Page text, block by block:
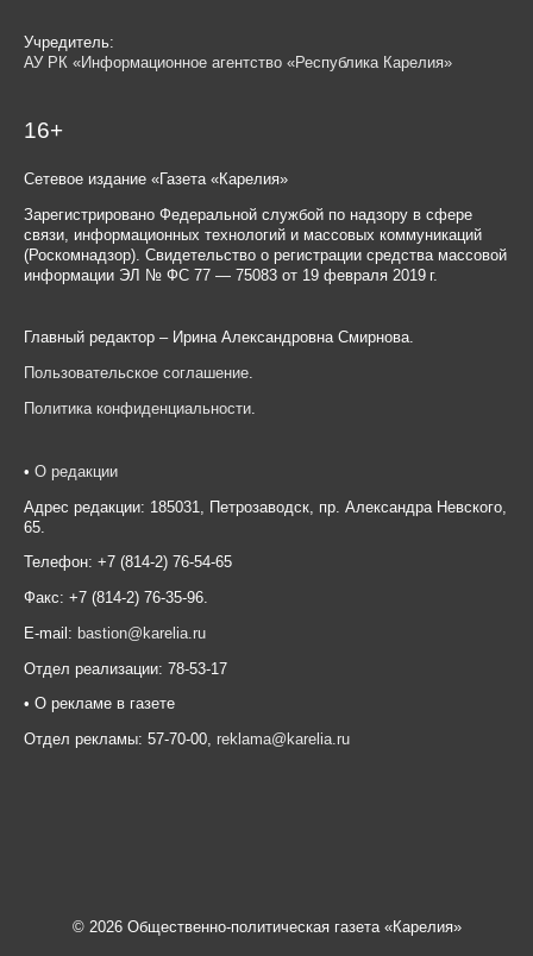
Учредитель:
АУ РК «Информационное агентство «Республика Карелия»
16+
Сетевое издание «Газета «Карелия»
Зарегистрировано Федеральной службой по надзору в сфере
связи, информационных технологий и массовых коммуникаций
(Роскомнадзор). Свидетельство о регистрации средства массовой
информации ЭЛ № ФС 77 — 75083 от 19 февраля 2019 г.
Главный редактор – Ирина Александровна Смирнова.
Пользовательское соглашение.
Политика конфиденциальности.
• О редакции
Адрес редакции: 185031, Петрозаводск, пр. Александра Невского,
65.
Телефон: +7 (814-2) 76-54-65
Факс: +7 (814-2) 76-35-96.
E-mail: bastion@karelia.ru
Отдел реализации: 78-53-17
• О рекламе в газете
Отдел рекламы: 57-70-00, reklama@karelia.ru
© 2026 Общественно-политическая газета «Карелия»